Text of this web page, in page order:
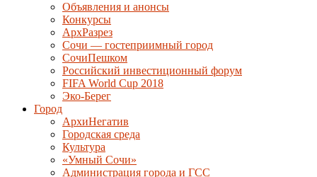
Объявления и анонсы
Конкурсы
АрхРазрез
Сочи — гостеприимный город
СочиПешком
Российский инвестиционный форум
FIFA World Cup 2018
Эко-Берег
Город
АрхиНегатив
Городская среда
Культура
«Умный Сочи»
Администрация города и ГСС